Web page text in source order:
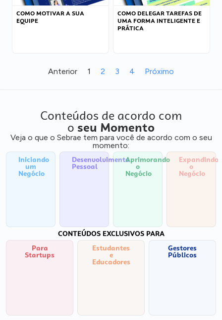
COMO MOTIVAR A SUA
EQUIPE
COMO DELEGAR TAREFAS DE
UMA FORMA INTELIGENTE E
PRÁTICA
Anterior 1 2 3 4 Próximo
Conteúdos de acordo com
o seu Momento
Veja o que o Sebrae tem para você de acordo com o seu
momento:
Iniciando
um
Negócio
Desenvolvimento
Pessoal
Aprimorando
o
Negócio
Expandindo
o
Negócio
CONTEÚDOS EXCLUSIVOS PARA
Para
Startups
Estudantes
e
Educadores
Gestores
Públicos